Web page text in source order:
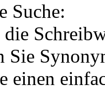
Suche:
Sie
einen